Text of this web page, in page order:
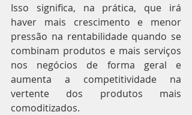
Isso significa, na prática, que irá
haver mais crescimento e menor
pressão na rentabilidade quando se
combinam produtos e mais serviços
nos negócios de forma geral e
aumenta a competitividade na
vertente dos produtos mais
comoditizados.